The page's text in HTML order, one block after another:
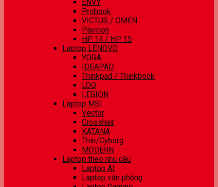
ENVY
Probook
VICTUS / OMEN
Pavilion
HP 14 / HP 15
Laptop LENOVO
YOGA
IDEAPAD
Thinkpad / Thinkbook
LOQ
LEGION
Laptop MSI
Vector
Crosshair
KATANA
Thin/Cyborg
MODERN
Laptop theo nhu cầu
Laptop AI
Laptop văn phòng